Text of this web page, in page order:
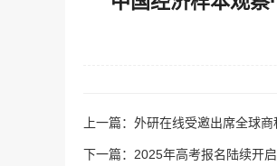
上一篇： 外研在线受邀出席全球
下一篇： 2025年高考报名陆续开